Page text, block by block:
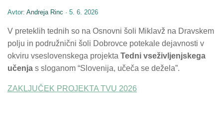
Avtor: Andreja Rinc · 5. 6. 2026
V preteklih tednih so na Osnovni šoli Miklavž na Dravskem
polju in podružnični šoli Dobrovce potekale dejavnosti v
okviru vseslovenskega projekta Tedni vseživljenjskega
učenja s sloganom “Slovenija, učeča se dežela”.
ZAKLJUČEK PROJEKTA TVU 2026